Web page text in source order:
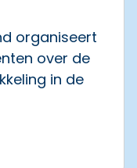
organiseert
over de
in de